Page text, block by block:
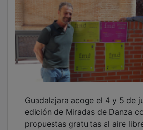
Guadalajara guarda un minuto
solidaridad con las víctimas de
terremotos en Venezuela